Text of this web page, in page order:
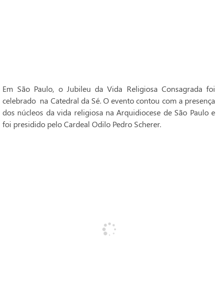
Em São Paulo, o Jubileu da Vida Religiosa Consagrada foi
celebrado na Catedral da Sé. O evento contou com a presença
dos núcleos da vida religiosa na Arquidiocese de São Paulo e
foi presidido pelo Cardeal Odilo Pedro Scherer.